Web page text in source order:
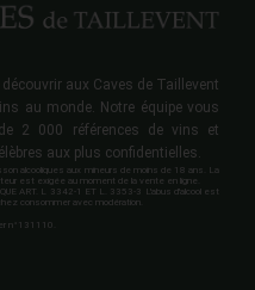
aux Caves de Taillevent
au monde. Notre équipe vous
2 000 références de vins et
aux plus confidentielles.
alcooliques aux mineurs de moins de 18 ans. La
est exigée au moment de la vente en ligne.
ART. L 3342-1 ET L. 3353-3 L'abus d'alcool est
consommer avec modération.
n°131110.